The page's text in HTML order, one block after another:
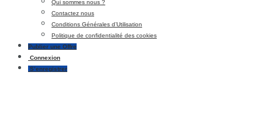
Qui sommes nous ?
Contactez nous
Conditions Générales d’Utilisation
Politique de confidentialité des cookies
Publier une Offre
Connexion
S’enregistrer